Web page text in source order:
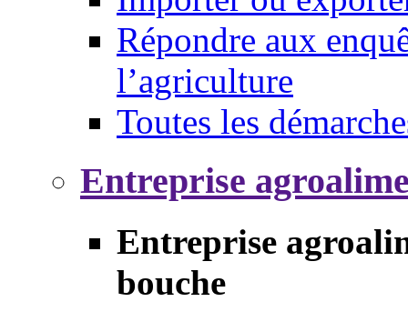
Répondre aux
l’agriculture
Toutes les
Entreprise
Entreprise
bouche